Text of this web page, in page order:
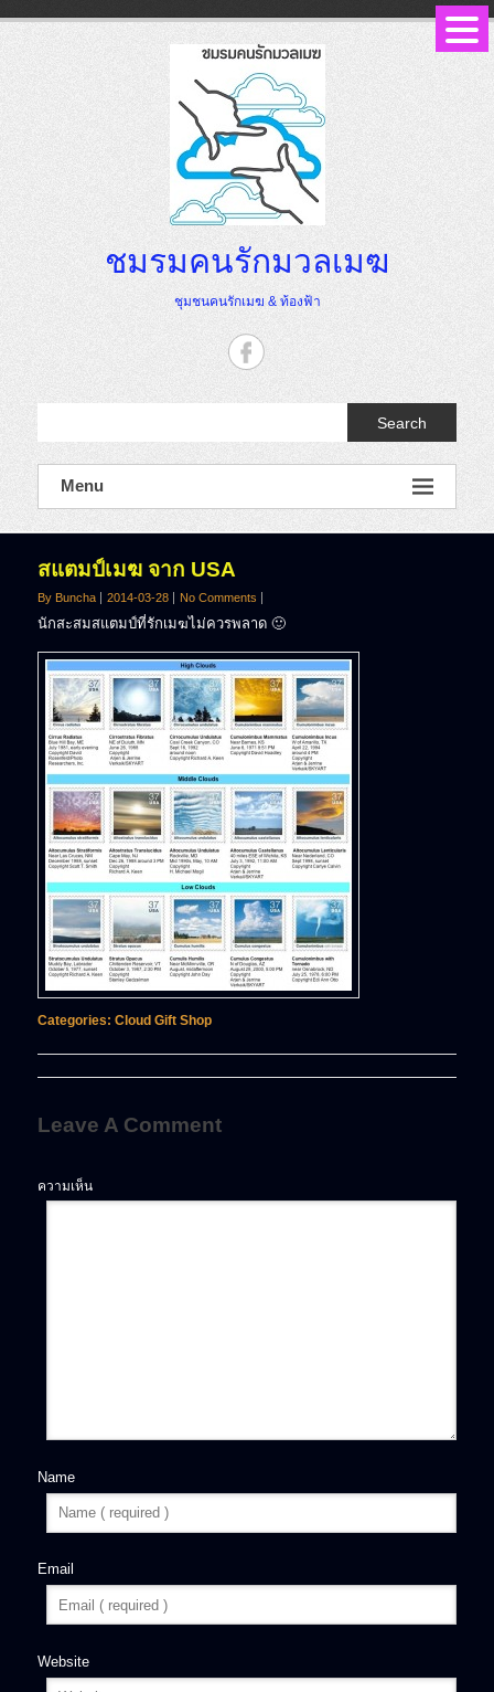
ชมรมคนรักมวลเมฆ
ชุมชนคนรักเมฆ & ท้องฟ้า
Search
Menu
สแตมป์เมฆ จาก USA
By Buncha 2014-03-28 No Comments
นักสะสมสแตมป์ที่รักเมฆไม่ควรพลาด 🙂
Categories: Cloud Gift Shop
Leave A Comment
ความเห็น
Name
Email
Website